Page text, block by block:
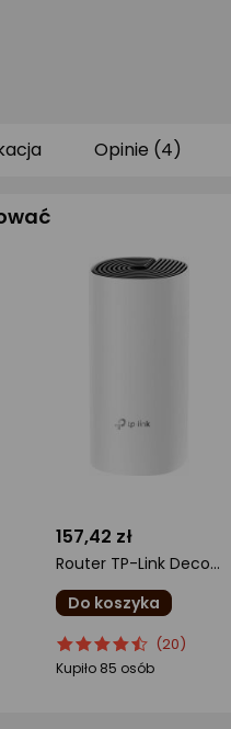
Opinie (4)
157,42 zł
Router TP-Link Deco E4(1-Pack)
Do koszyka
ocena
produktu
Ocena
produktu
(20)
Kupiło 85 osób